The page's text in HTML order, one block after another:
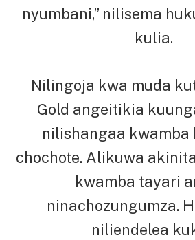
nyumbani,” nilisema
kulia.
Nilingoja kwa muda
Gold angeitikia
nilishangaa kwamba
chochote. Alikuwa
kwamba tayari
ninachozungumza.
niliendelea